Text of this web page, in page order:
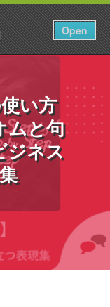
Open
JA
い方
ムと句
ジネス